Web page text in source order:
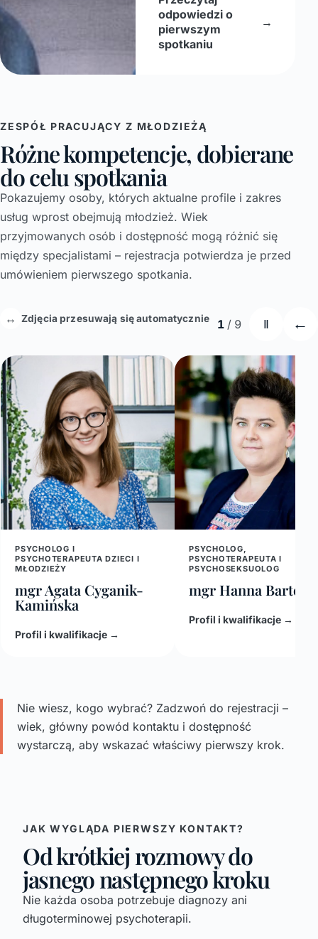
odpowiedzi o
pierwszym
spotkaniu
→
ZESPÓŁ PRACUJĄCY Z MŁODZIEŻĄ
Różne kompetencje, dobierane
do celu spotkania
Pokazujemy osoby, których aktualne profile i zakres
usług wprost obejmują młodzież. Wiek
przyjmowanych osób i dostępność mogą różnić się
między specjalistami – rejestracja potwierdza je przed
umówieniem pierwszego spotkania.
↔ Zdjęcia przesuwają się automatycznie 1/ 9 ←
PSYCHOLOG I
PSYCHOTERAPEUTA DZIECI I
MŁODZIEŻY
mgr Agata Cyganik-
Kamińska
Profil i kwalifikacje →
PSYCHOLOG,
PSYCHOTERAPEUTA I
PSYCHOSEKSUOLOG
mgr Hanna Bartosz
Profil i kwalifikacje →
Nie wiesz, kogo wybrać? Zadzwoń do rejestracji –
wiek, główny powód kontaktu i dostępność
wystarczą, aby wskazać właściwy pierwszy krok.
JAK WYGLĄDA PIERWSZY KONTAKT?
Od krótkiej rozmowy do
jasnego następnego kroku
Nie każda osoba potrzebuje diagnozy ani
długoterminowej psychoterapii.